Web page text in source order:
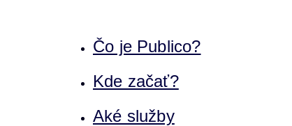
Čo je Publico?
Kde začať?
Aké služby